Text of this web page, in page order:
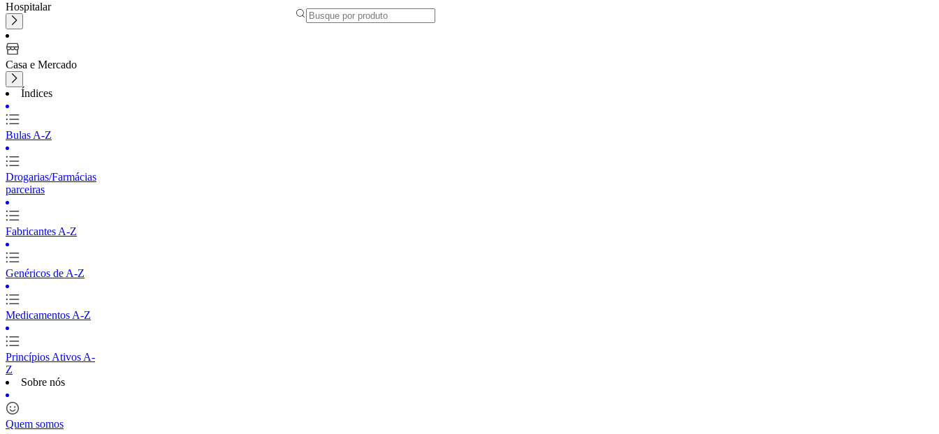
Hospitalar
Casa e Mercado
Índices
Bulas A-Z
Drogarias/Farmácias
parceiras
Fabricantes A-Z
Genéricos de A-Z
Medicamentos A-Z
Princípios Ativos A-
Z
Sobre nós
Quem somos